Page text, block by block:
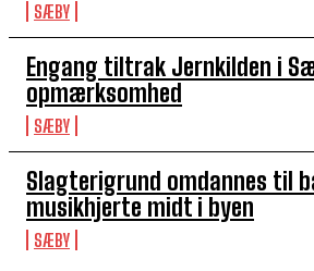
SÆBY
Engang tiltrak Jernkilden i
opmærksomhed
SÆBY
Slagterigrund omdannes til
musikhjerte midt i byen
SÆBY